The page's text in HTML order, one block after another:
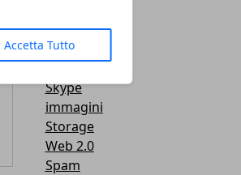
Accetta Tutto
3D
Messenger
Skype
immagini
Storage
Web 2.0
Spam